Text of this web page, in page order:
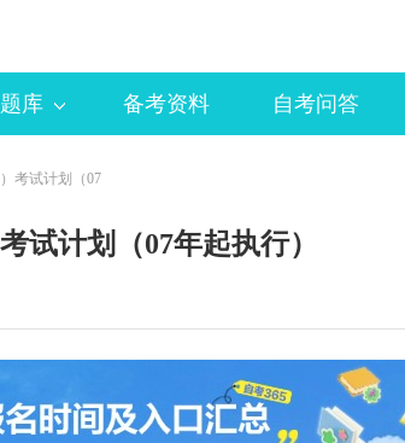
库 备考资料 自考问答
考试计划（07
试计划（07年起执行）